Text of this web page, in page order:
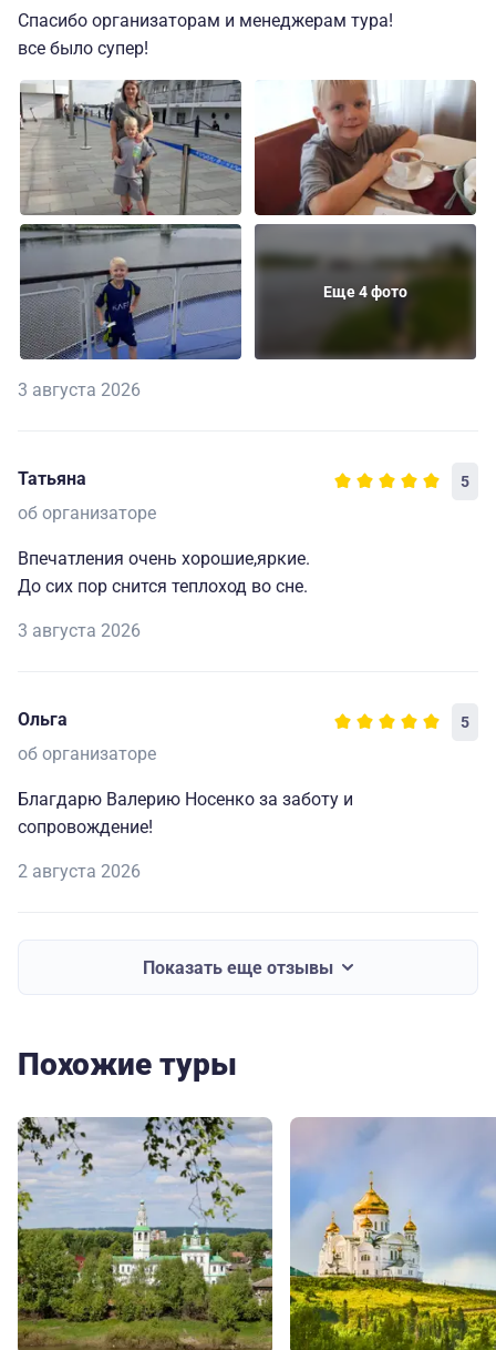
Спасибо организаторам и менеджерам тура!
все было супер!
Еще 4 фото
3 августа 2026
Татьяна 5
об организаторе
Впечатления очень хорошие,яркие.
До сих пор снится теплоход во сне.
3 августа 2026
Ольга 5
об организаторе
Благдарю Валерию Носенко за заботу и
сопровождение!
2 августа 2026
Показать еще отзывы
Похожие туры